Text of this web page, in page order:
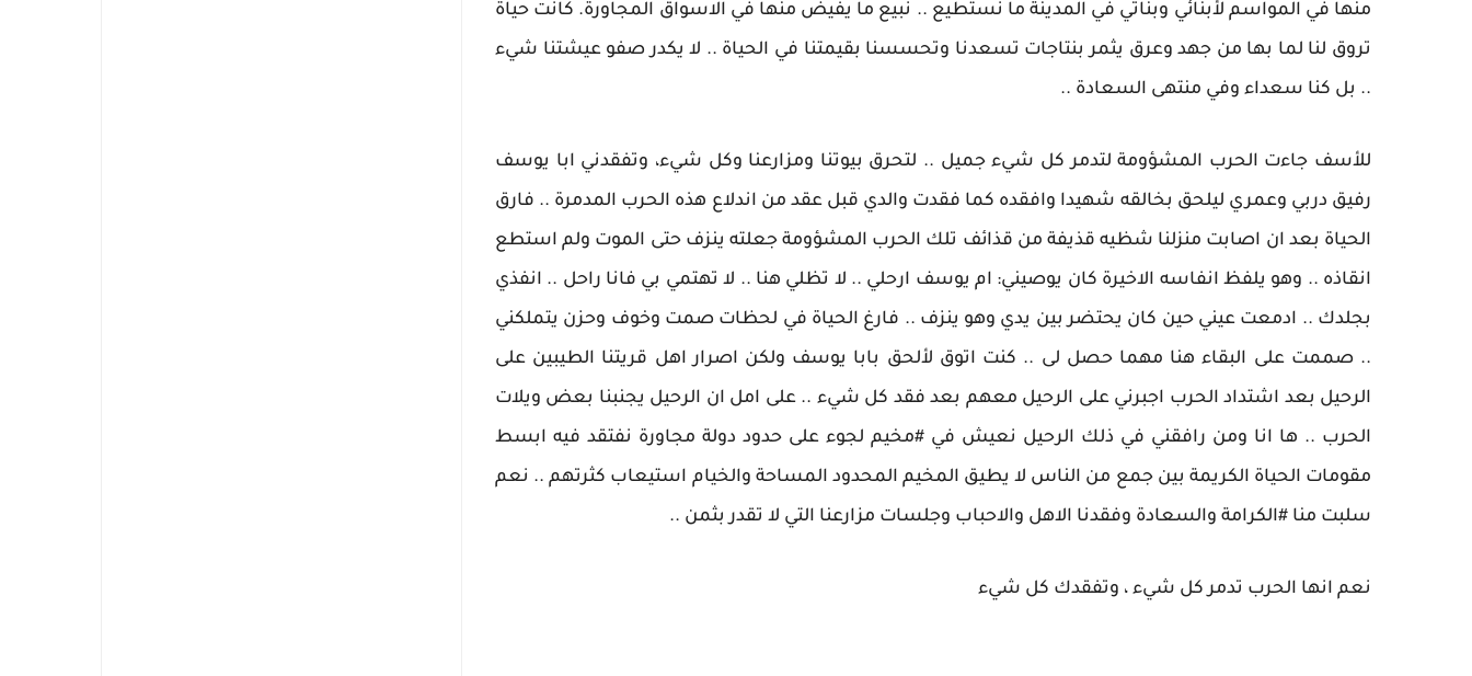
منها في المواسم لأبنائي وبناتي في المدينة ما نستطيع .. نبيع ما يفيض منها في الاسواق المجاورة. كانت حياة
تروق لنا لما بها من جهد وعرق يثمر بنتاجات تسعدنا وتحسسنا بقيمتنا في الحياة .. لا يكدر صفو عيشتنا شيء
.. بل كنا سعداء وفي منتهى السعادة ..
للأسف جاءت الحرب المشؤومة لتدمر كل شيء جميل .. لتحرق بيوتنا ومزارعنا وكل شيء، وتفقدني ابا يوسف
رفيق دربي وعمري ليلحق بخالقه شهيدا وافقده كما فقدت والدي قبل عقد من اندلاع هذه الحرب المدمرة .. فارق
الحياة بعد ان اصابت منزلنا شظيه قذيفة من قذائف تلك الحرب المشؤومة جعلته ينزف حتى الموت ولم استطع
انقاذه .. وهو يلفظ انفاسه الاخيرة كان يوصيني: ام يوسف ارحلي .. لا تظلي هنا .. لا تهتمي بي فانا راحل .. انفذي
بجلدك .. ادمعت عيني حين كان يحتضر بين يدي وهو ينزف .. فارغ الحياة في لحظات صمت وخوف وحزن يتملكني
.. صممت على البقاء هنا مهما حصل لى .. كنت اتوق لألحق بابا يوسف ولكن اصرار اهل قريتنا الطيبين على
الرحيل بعد اشتداد الحرب اجبرني على الرحيل معهم بعد فقد كل شيء .. على امل ان الرحيل يجنبنا بعض ويلات
الحرب .. ها انا ومن رافقني في ذلك الرحيل نعيش في #مخيم لجوء على حدود دولة مجاورة نفتقد فيه ابسط
مقومات الحياة الكريمة بين جمع من الناس لا يطيق المخيم المحدود المساحة والخيام استيعاب كثرتهم .. نعم
سلبت منا #الكرامة والسعادة وفقدنا الاهل والاحباب وجلسات مزارعنا التي لا تقدر بثمن ..
نعم انها الحرب تدمر كل شيء ، وتفقدك كل شيء